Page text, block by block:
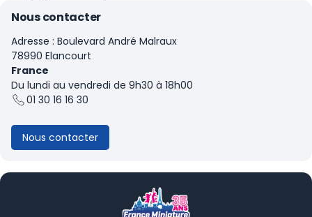
Nous contacter
Adresse : Boulevard André Malraux
78990 Elancourt
France
Du lundi au vendredi de 9h30 à 18h00
01 30 16 16 30
Nous contacter